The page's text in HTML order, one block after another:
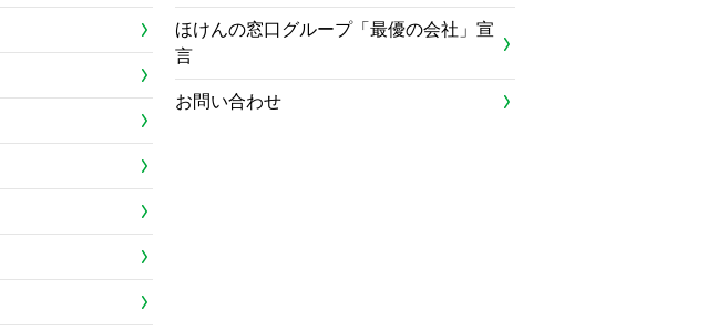
ほけんの窓口グループ「最優の会社」宣
言
お問い合わせ